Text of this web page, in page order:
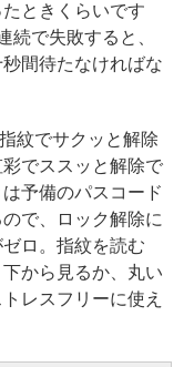
ときくらいです
続で失敗すると、
間待たなければな
紋でサクッと解除
でススッと解除で
予備のパスコード
で、ロック解除に
ロ。指紋を読む
から見るか、丸い
レスフリーに使え